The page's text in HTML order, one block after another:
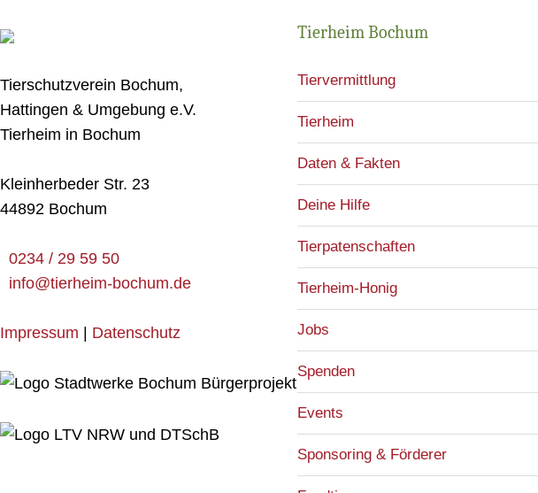
Tierschutzverein Bochum,
Hattingen & Umgebung e.V.
Tierheim in Bochum
Kleinherbeder Str. 23
44892 Bochum
0234 / 29 59 50
info@tierheim-bochum.de
Impressum Datenschutz
Tierheim Bochum
Tiervermittlung
Tierheim
Daten & Fakten
Deine Hilfe
Tierpatenschaften
Tierheim-Honig
Jobs
Spenden
Events
Sponsoring & Förderer